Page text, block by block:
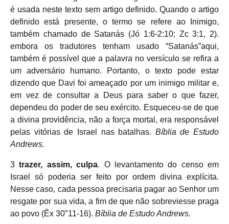
é usada neste texto sem artigo definido. Quando o artigo
definido está presente, o termo se refere ao Inimigo,
também chamado de Satanás (Jó 1:6-2:10; Zc 3:1, 2).
embora os tradutores tenham usado “Satanás”aqui,
também é possível que a palavra no versículo se refira a
um adversário humano. Portanto, o texto pode estar
dizendo que Davi foi ameaçado por um inimigo militar e,
em vez de consultar a Deus para saber o que fazer,
dependeu do poder de seu exército. Esqueceu-se de que
a divina providência, não a força mortal, era responsável
pelas vitórias de Israel nas batalhas. Bíblia de Estudo
Andrews.
3trazer, assim, culpa. O levantamento do censo em
Israel só poderia ser feito por ordem divina explícita.
Nesse caso, cada pessoa precisaria pagar ao Senhor um
resgate por sua vida, a fim de que não sobreviesse praga
ao povo (Êx 30″11-16). Bíblia de Estudo Andrews.